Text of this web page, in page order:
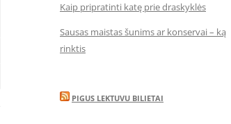
Kaip pripratinti katę prie draskyklės
Sausas maistas šunims ar konservai – ką
rinktis
PIGUS LEKTUVU BILIETAI